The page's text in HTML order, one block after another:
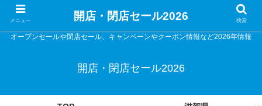
オープンセールや閉店セール、キャンペーンやクーポン情報など2026年情報
開店・閉店セール2026
メニュー 開店・閉店セール2026 検索